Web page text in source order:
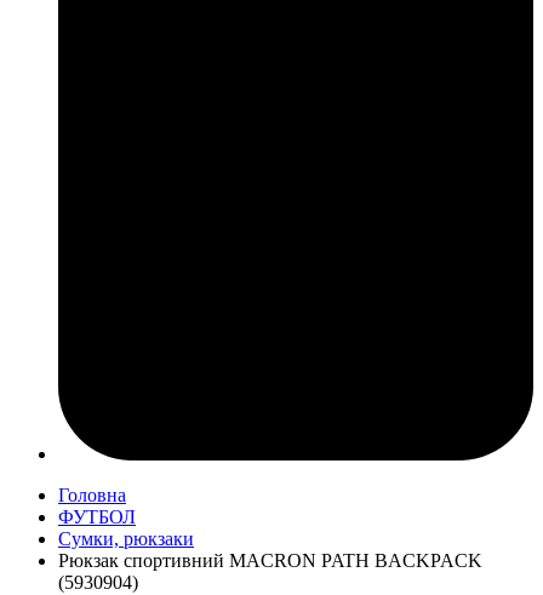
Головна
ФУТБОЛ
Сумки, рюкзаки
Рюкзак спортивний MACRON PATH BACKPACK
(5930904)